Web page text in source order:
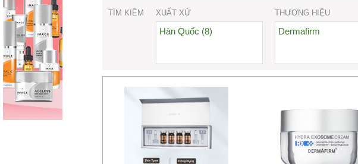
TÌM KIẾM XUẤT XỨ
Hàn Quốc (8)
THƯƠNG HIỆU
Dermafirm